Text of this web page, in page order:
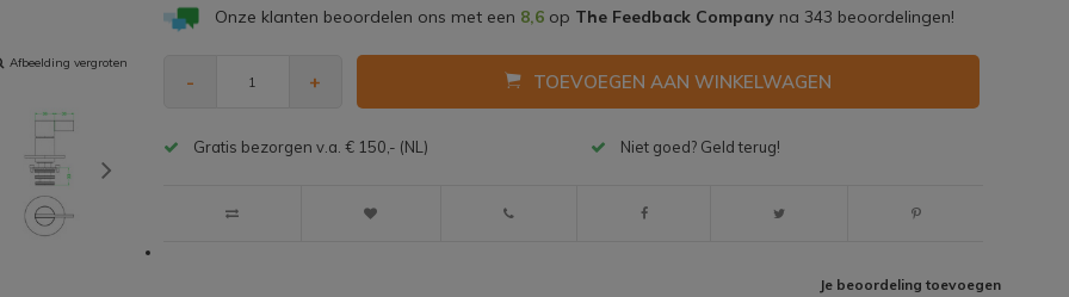
Afbeelding vergroten
Onze klanten beoordelen ons met een 8,6op The Feedback Companyna 343 beoordelingen!
- + TOEVOEGEN AAN WINKELWAGEN
Gratis bezorgen v.a. € 150,- (NL) Niet goed? Geld terug!
Je beoordeling toevoegen